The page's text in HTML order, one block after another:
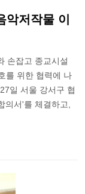
악저작물 이
손잡고 종교시설
를 위한 협력에 나
일 서울 강서구 협
의서'를 체결하고,